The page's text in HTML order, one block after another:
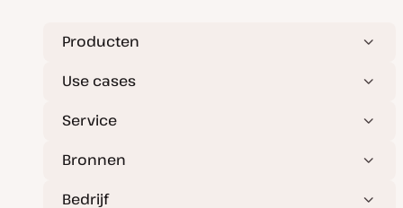
Producten
Use cases
Service
Bronnen
Bedrijf